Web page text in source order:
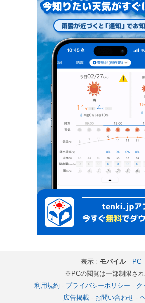
表示： モバイル｜ PC
※PCの閲覧は一部制限さ
利用規約 - プライバシーポリシー - ク
広告掲載- お問い合わせ-